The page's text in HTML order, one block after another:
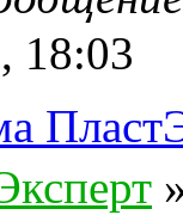
18:03